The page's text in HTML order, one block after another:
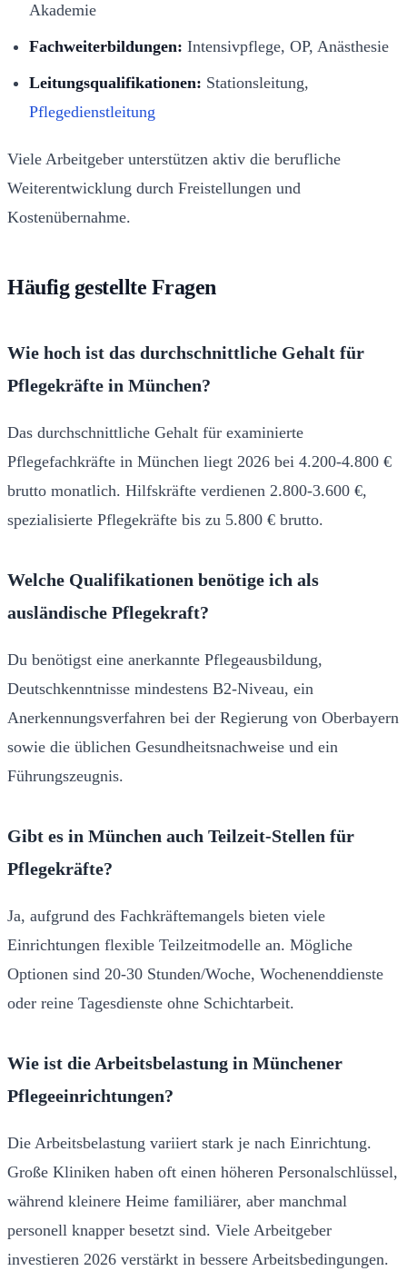
Akademie
Fachweiterbildungen: Intensivpflege, OP, Anästhesie
Leitungsqualifikationen: Stationsleitung,
Pflegedienstleitung
Viele Arbeitgeber unterstützen aktiv die berufliche
Weiterentwicklung durch Freistellungen und
Kostenübernahme.
Häufig gestellte Fragen
Wie hoch ist das durchschnittliche Gehalt für
Pflegekräfte in München?
Das durchschnittliche Gehalt für examinierte
Pflegefachkräfte in München liegt 2026 bei 4.200-4.800 €
brutto monatlich. Hilfskräfte verdienen 2.800-3.600 €,
spezialisierte Pflegekräfte bis zu 5.800 € brutto.
Welche Qualifikationen benötige ich als
ausländische Pflegekraft?
Du benötigst eine anerkannte Pflegeausbildung,
Deutschkenntnisse mindestens B2-Niveau, ein
Anerkennungsverfahren bei der Regierung von Oberbayern
sowie die üblichen Gesundheitsnachweise und ein
Führungszeugnis.
Gibt es in München auch Teilzeit-Stellen für
Pflegekräfte?
Ja, aufgrund des Fachkräftemangels bieten viele
Einrichtungen flexible Teilzeitmodelle an. Mögliche
Optionen sind 20-30 Stunden/Woche, Wochenenddienste
oder reine Tagesdienste ohne Schichtarbeit.
Wie ist die Arbeitsbelastung in Münchener
Pflegeeinrichtungen?
Die Arbeitsbelastung variiert stark je nach Einrichtung.
Große Kliniken haben oft einen höheren Personalschlüssel,
während kleinere Heime familiärer, aber manchmal
personell knapper besetzt sind. Viele Arbeitgeber
investieren 2026 verstärkt in bessere Arbeitsbedingungen.